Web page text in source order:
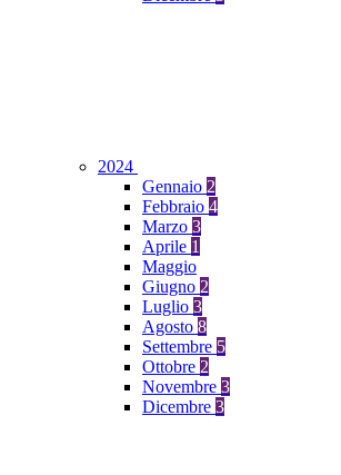
2024
Gennaio 2
Febbraio 4
Marzo 3
Aprile 1
Maggio
Giugno 2
Luglio 3
Agosto 8
Settembre 5
Ottobre 2
Novembre 3
Dicembre 3